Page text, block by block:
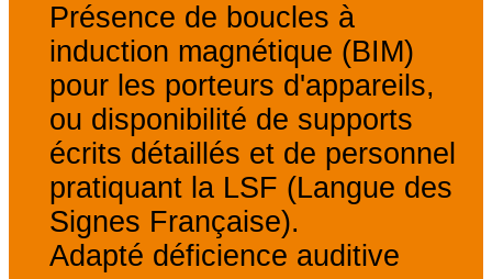
Présence de boucles à
induction magnétique (BIM)
pour les porteurs d'appareils,
ou disponibilité de supports
écrits détaillés et de personnel
pratiquant la LSF (Langue des
Signes Française).
Adapté déficience auditive